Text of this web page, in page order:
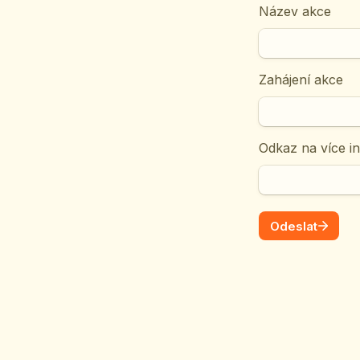
Název akce
Zahájení akce
Odkaz na více
Odeslat